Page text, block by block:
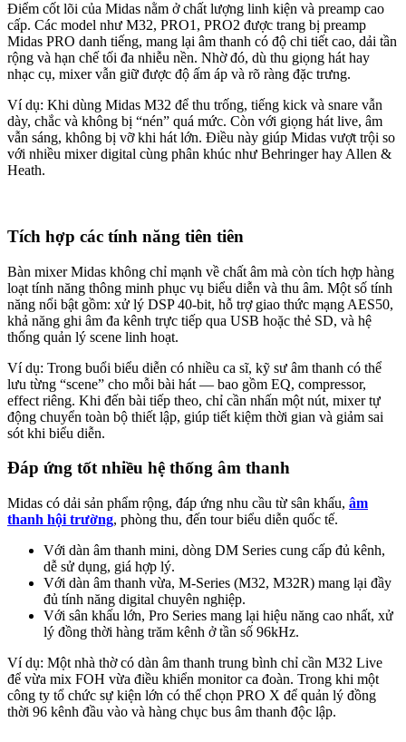
Điểm cốt lõi của Midas nằm ở chất lượng linh kiện và preamp cao
cấp. Các model như M32, PRO1, PRO2 được trang bị preamp
Midas PRO danh tiếng, mang lại âm thanh có độ chi tiết cao, dải tần
rộng và hạn chế tối đa nhiễu nền. Nhờ đó, dù thu giọng hát hay
nhạc cụ, mixer vẫn giữ được độ ấm áp và rõ ràng đặc trưng.
Ví dụ: Khi dùng Midas M32 để thu trống, tiếng kick và snare vẫn
dày, chắc và không bị “nén” quá mức. Còn với giọng hát live, âm
vẫn sáng, không bị vỡ khi hát lớn. Điều này giúp Midas vượt trội so
với nhiều mixer digital cùng phân khúc như Behringer hay Allen &
Heath.
Tích hợp các tính năng tiên tiên
Bàn mixer Midas không chỉ mạnh về chất âm mà còn tích hợp hàng
loạt tính năng thông minh phục vụ biểu diễn và thu âm. Một số tính
năng nổi bật gồm: xử lý DSP 40-bit, hỗ trợ giao thức mạng AES50,
khả năng ghi âm đa kênh trực tiếp qua USB hoặc thẻ SD, và hệ
thống quản lý scene linh hoạt.
Ví dụ: Trong buổi biểu diễn có nhiều ca sĩ, kỹ sư âm thanh có thể
lưu từng “scene” cho mỗi bài hát — bao gồm EQ, compressor,
effect riêng. Khi đến bài tiếp theo, chỉ cần nhấn một nút, mixer tự
động chuyển toàn bộ thiết lập, giúp tiết kiệm thời gian và giảm sai
sót khi biểu diễn.
Đáp ứng tốt nhiều hệ thống âm thanh
Midas có dải sản phẩm rộng, đáp ứng nhu cầu từ sân khấu, âm
thanh hội trường, phòng thu, đến tour biểu diễn quốc tế.
Với dàn âm thanh mini, dòng DM Series cung cấp đủ kênh,
dễ sử dụng, giá hợp lý.
Với dàn âm thanh vừa, M-Series (M32, M32R) mang lại đầy
đủ tính năng digital chuyên nghiệp.
Với sân khấu lớn, Pro Series mang lại hiệu năng cao nhất, xử
lý đồng thời hàng trăm kênh ở tần số 96kHz.
Ví dụ: Một nhà thờ có dàn âm thanh trung bình chỉ cần M32 Live
để vừa mix FOH vừa điều khiển monitor ca đoàn. Trong khi một
công ty tổ chức sự kiện lớn có thể chọn PRO X để quản lý đồng
thời 96 kênh đầu vào và hàng chục bus âm thanh độc lập.